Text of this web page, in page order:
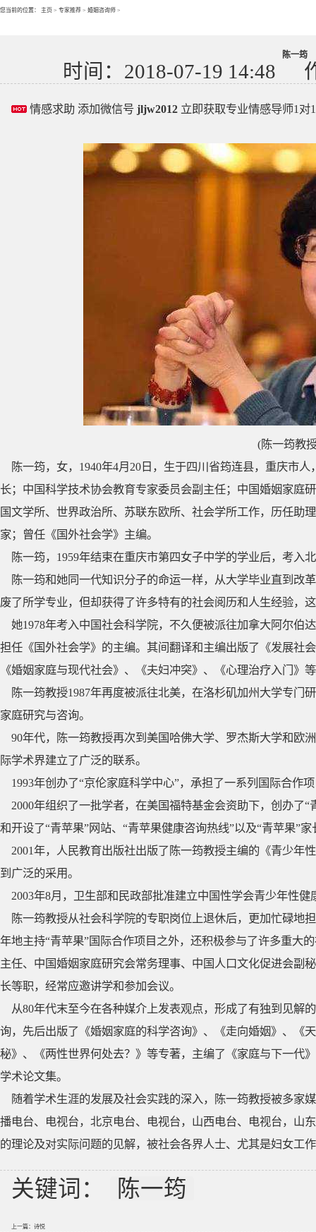
您当前的位置： 主页 > 专家推荐 > 婚姻咨询师 >
陈一筠
时间：2018-07-19 14:48
情感求助 添加微信号 jljw2012 立即获取专业情感导师1对
(陈一筠教
陈一筠，女，1940年4月20日，生于四川省筠连县，重庆市
长；中国科学技术协会教育专家委员会副主任；中国婚姻家庭
国文学所、世界政治所、苏联东欧所、社会学所工作，历任助
家；曾任《国外社会学》主编。
陈一筠，1959年结束在重庆市第四女子中学的学业后，考入
陈一筠和她同一代知识分子的命运一样，从大学毕业直到改
废了所学专业，但却获得了许多特有的社会阅历和人生经验，
她1978年考入中国社会科学院，不久便被派往加拿大阿尔伯
担任《国外社会学》的主编。其间翻译和主编出版了《发展社
《婚姻家庭与现代社会》、《夫妇冲突》、《心理治疗入门》
陈一筠教授1987年再度被派往北美，在洛杉矶加州大学专门
家庭研究与咨询。
90年代，陈一筠教授再次到美国哈佛大学、罗杰斯大学和欧
际学术界建立了广泛的联系。
1993年创办了“京伦家庭科学中心”，承担了一系列国际合作
2000年组织了一批学者，在美国福特基金会资助下，创办了
和开设了“青苹果”网站、“青苹果健康咨询热线”以及“青苹果”家
2001年，人民教育出版社出版了陈一筠教授主编的《青少年
到广泛的采用。
2003年8月，卫生部和民政部批准建立中国性学会青少年性
陈一筠教授从社会科学院的专职岗位上退休后，更加忙碌地
年地主持“青苹果”国际合作项目之外，还积极参与了许多重大
主任、中国婚姻家庭研究会常务理事、中国人口文化促进会副
长等职，经常应邀讲学和参加会议。
从80年代末至今在各种媒介上发表观点，形成了有独到见解
询，先后出版了《婚姻家庭的科学咨询》、《走向婚姻》、《
秘》、《两性世界何处去？》等专著，主编了《家庭与下一代
学术论文集。
随着学术生涯的发展及社会实践的深入，陈一筠教授被多家
播电台、电视台，北京电台、电视台，山西电台、电视台，山
的理论及对实际问题的见解，被社会各界人士、尤其是妇女工
关键词： 陈一筠
上一篇： 诗悦